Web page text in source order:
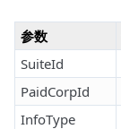
参数
SuiteId
PaidCorpId
InfoType